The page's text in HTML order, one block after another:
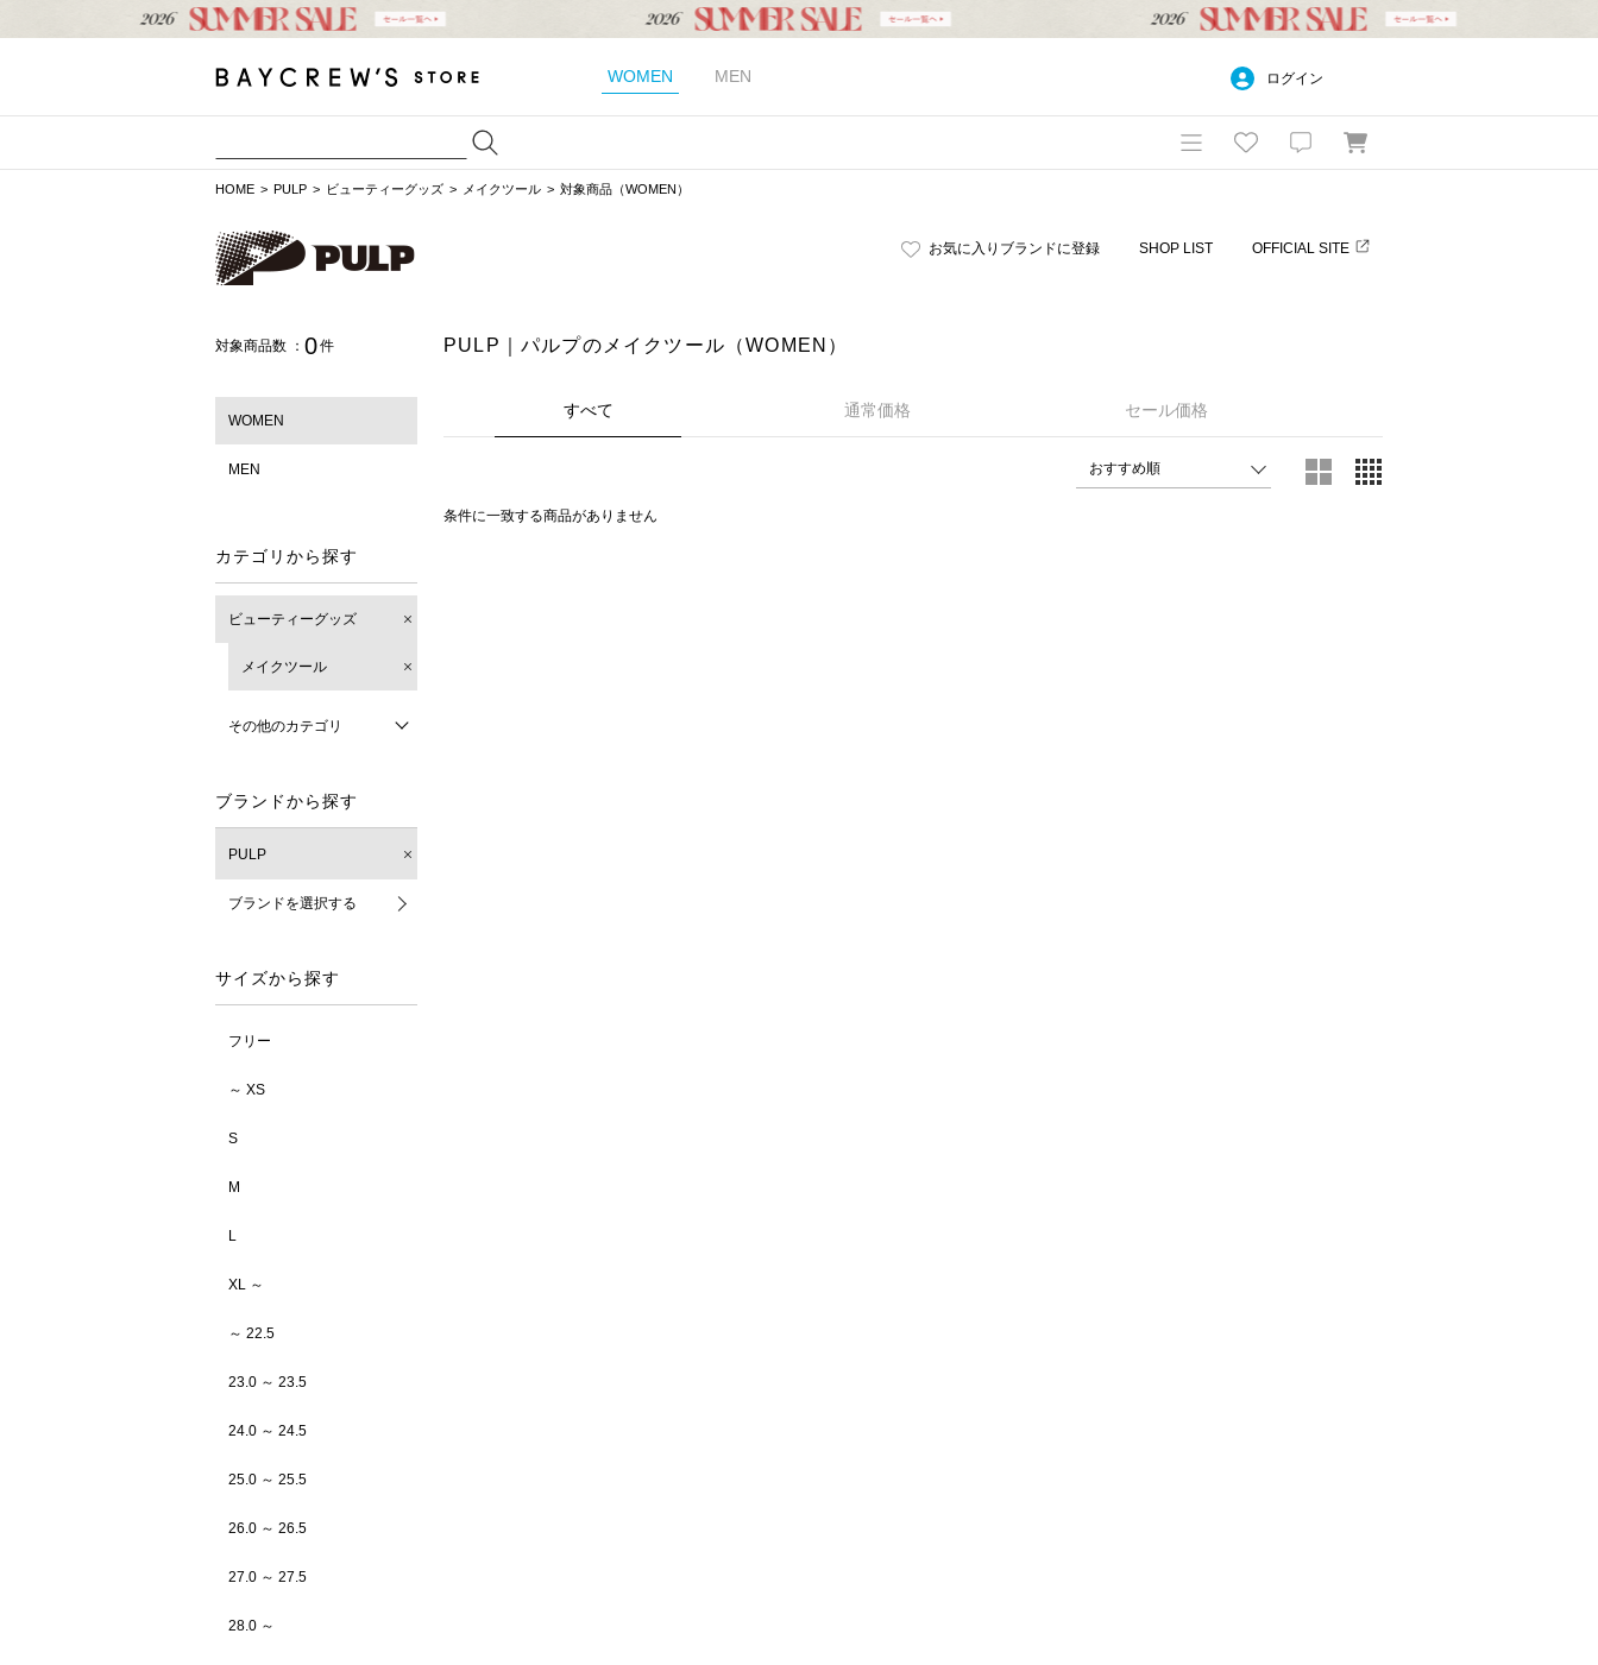
WOMEN MEN ログイン
HOME PULP ビューティーグッズ メイクツール 対象商品（WOMEN）
お気に入りブランドに登録 SHOP LIST OFFICIAL SITE
対象商品数 ： 0件
WOMEN
MEN
カテゴリから探す
ビューティーグッズ
メイクツール
その他のカテゴリ
ブランドから探す
PULP
ブランドを選択する
サイズから探す
フリー
～ XS
S
M
L
XL ～
～ 22.5
23.0 ～ 23.5
24.0 ～ 24.5
25.0 ～ 25.5
26.0 ～ 26.5
27.0 ～ 27.5
28.0 ～
PULP｜パルプのメイクツール（WOMEN）
すべて 通常価格 セール価格
条件に一致する商品がありません